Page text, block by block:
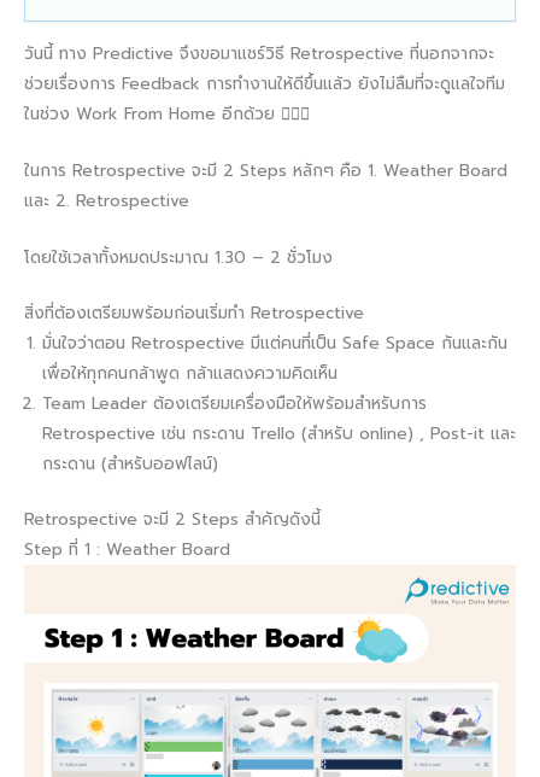
วันนี้ ทาง Predictive จึงขอมาแชร์วิธี Retrospective ที่นอกจากจะ
ช่วยเรื่องการ Feedback การทำงานให้ดีขึ้นแล้ว ยังไม่ลืมที่จะดูแลใจทีม
ในช่วง Work From Home อีกด้วย 👩‍❤️‍👩
ในการ Retrospective จะมี 2 Steps หลักๆ คือ 1. Weather Board
และ 2. Retrospective
โดยใช้เวลาทั้งหมดประมาณ 1.30 – 2 ชั่วโมง
สิ่งที่ต้องเตรียมพร้อมก่อนเริ่มทำ Retrospective
มั่นใจว่าตอน Retrospective มีแต่คนที่เป็น Safe Space กันและกัน
เพื่อให้ทุกคนกล้าพูด กล้าแสดงความคิดเห็น
Team Leader ต้องเตรียมเครื่องมือให้พร้อมสำหรับการ
Retrospective เช่น กระดาน Trello (สำหรับ online) , Post-it และ
กระดาน (สำหรับออฟไลน์)
Retrospective จะมี 2 Steps สำคัญดังนี้
Step ที่ 1 : Weather Board